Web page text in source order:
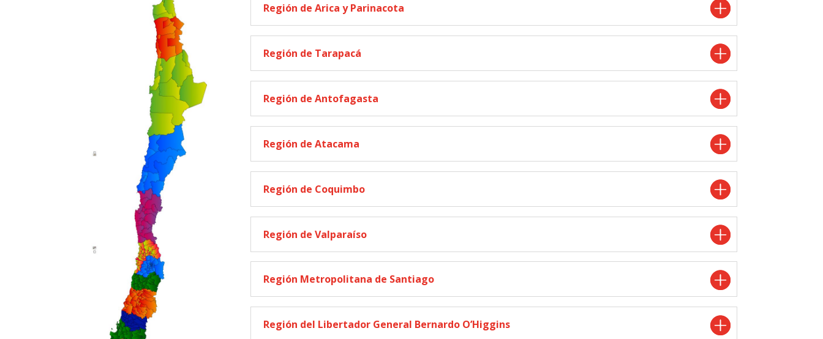
Región de Arica y Parinacota
Región de Tarapacá
Región de Antofagasta
Región de Atacama
Región de Coquimbo
Región de Valparaíso
Región Metropolitana de Santiago
Región del Libertador General Bernardo O’Higgins